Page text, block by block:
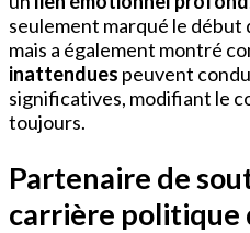
seulement marqué le début
mais a également montré
inattendues peuvent
significatives, modifiant le
toujours.
Partenaire de
carrière politique